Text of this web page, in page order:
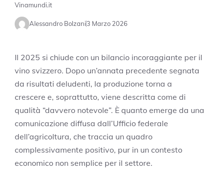
Vinamundi.it
Alessandro Bolzani3 Marzo 2026
Il 2025 si chiude con un bilancio incoraggiante per il
vino svizzero. Dopo un’annata precedente segnata
da risultati deludenti, la produzione torna a
crescere e, soprattutto, viene descritta come di
qualità “davvero notevole”. È quanto emerge da una
comunicazione diffusa dall’Ufficio federale
dell’agricoltura, che traccia un quadro
complessivamente positivo, pur in un contesto
economico non semplice per il settore.